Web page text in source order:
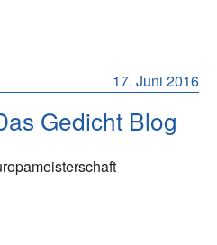
17. Juni 2016
Gedicht Blog